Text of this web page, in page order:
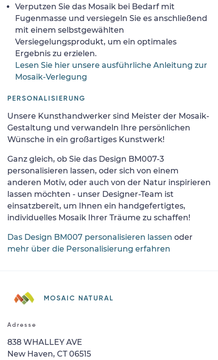
Verputzen Sie das Mosaik bei Bedarf mit
Fugenmasse und versiegeln Sie es anschließend
mit einem selbstgewählten
Versiegelungsprodukt, um ein optimales
Ergebnis zu erzielen.
Lesen Sie hier unsere ausführliche Anleitung zur
Mosaik-Verlegung
PERSONALISIERUNG
Unsere Kunsthandwerker sind Meister der Mosaik-
Gestaltung und verwandeln Ihre persönlichen
Wünsche in ein großartiges Kunstwerk!
Ganz gleich, ob Sie das Design BM007-3
personalisieren lassen, oder sich von einem
anderen Motiv, oder auch von der Natur inspirieren
lassen möchten - unser Designer-Team ist
einsatzbereit, um Ihnen ein handgefertigtes,
individuelles Mosaik Ihrer Träume zu schaffen!
Das Design BM007 personalisieren lassen oder
mehr über die Personalisierung erfahren
MOSAIC NATURAL
Adresse
838 WHALLEY AVE
New Haven, CT 06515